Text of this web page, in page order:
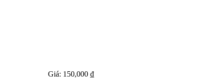
Giá: 150,000 ₫